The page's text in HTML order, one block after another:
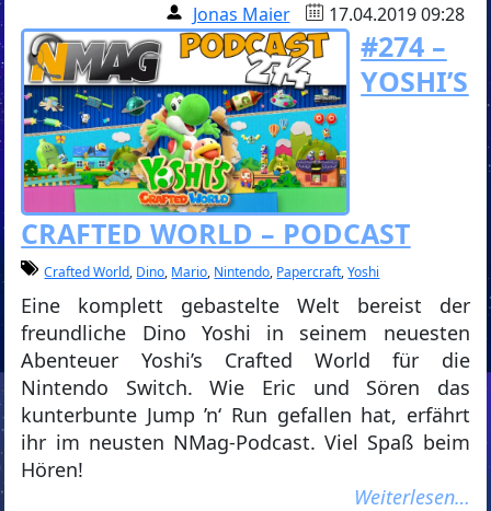
Jonas Maier 17.04.2019 09:28
#274 –
YOSHI’S
CRAFTED WORLD – PODCAST
Crafted World, Dino, Mario, Nintendo, Papercraft,Yoshi
Eine komplett gebastelte Welt bereist der
freundliche Dino Yoshi in seinem neuesten
Abenteuer Yoshi’s Crafted World für die
Nintendo Switch. Wie Eric und Sören das
kunterbunte Jump ’n‘ Run gefallen hat, erfährt
ihr im neusten NMag-Podcast. Viel Spaß beim
Hören!
Weiterlesen…